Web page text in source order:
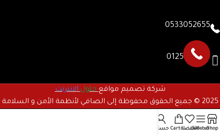
0533052655
0125780885
شركة تصميم مواقع حلول الانترنت
2025 © جميع الحقوق محفوظة إلى الصافي لأنظمة الأمن و السلامة
Shop
SidebarالمفضلةCart حسابى